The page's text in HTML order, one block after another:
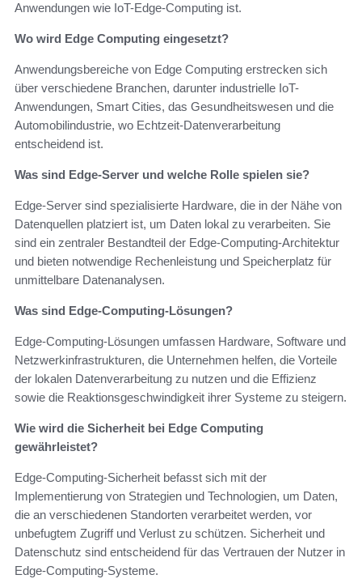
Anwendungen wie IoT-Edge-Computing ist.
Wo wird Edge Computing eingesetzt?
Anwendungsbereiche von Edge Computing erstrecken sich
über verschiedene Branchen, darunter industrielle IoT-
Anwendungen, Smart Cities, das Gesundheitswesen und die
Automobilindustrie, wo Echtzeit-Datenverarbeitung
entscheidend ist.
Was sind Edge-Server und welche Rolle spielen sie?
Edge-Server sind spezialisierte Hardware, die in der Nähe von
Datenquellen platziert ist, um Daten lokal zu verarbeiten. Sie
sind ein zentraler Bestandteil der Edge-Computing-Architektur
und bieten notwendige Rechenleistung und Speicherplatz für
unmittelbare Datenanalysen.
Was sind Edge-Computing-Lösungen?
Edge-Computing-Lösungen umfassen Hardware, Software und
Netzwerkinfrastrukturen, die Unternehmen helfen, die Vorteile
der lokalen Datenverarbeitung zu nutzen und die Effizienz
sowie die Reaktionsgeschwindigkeit ihrer Systeme zu steigern.
Wie wird die Sicherheit bei Edge Computing
gewährleistet?
Edge-Computing-Sicherheit befasst sich mit der
Implementierung von Strategien und Technologien, um Daten,
die an verschiedenen Standorten verarbeitet werden, vor
unbefugtem Zugriff und Verlust zu schützen. Sicherheit und
Datenschutz sind entscheidend für das Vertrauen der Nutzer in
Edge-Computing-Systeme.